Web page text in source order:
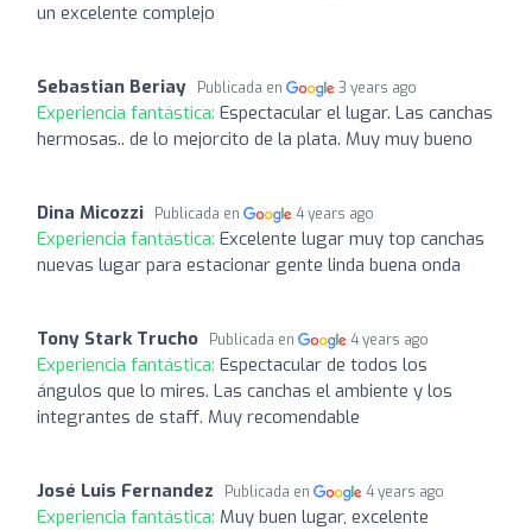
un excelente complejo
Sebastian Beriay Publicada en 3 years ago
Experiencia fantástica: Espectacular el lugar. Las canchas
hermosas.. de lo mejorcito de la plata. Muy muy bueno
Dina Micozzi Publicada en 4 years ago
Experiencia fantástica: Excelente lugar muy top canchas
nuevas lugar para estacionar gente linda buena onda
Tony Stark Trucho Publicada en 4 years ago
Experiencia fantástica: Espectacular de todos los
ángulos que lo mires. Las canchas el ambiente y los
integrantes de staff. Muy recomendable
José Luis Fernandez Publicada en 4 years ago
Experiencia fantástica: Muy buen lugar, excelente